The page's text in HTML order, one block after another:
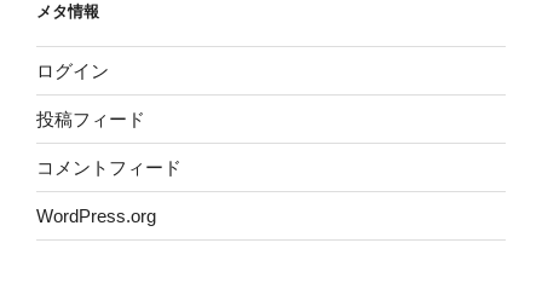
メタ情報
ログイン
投稿フィード
コメントフィード
WordPress.org